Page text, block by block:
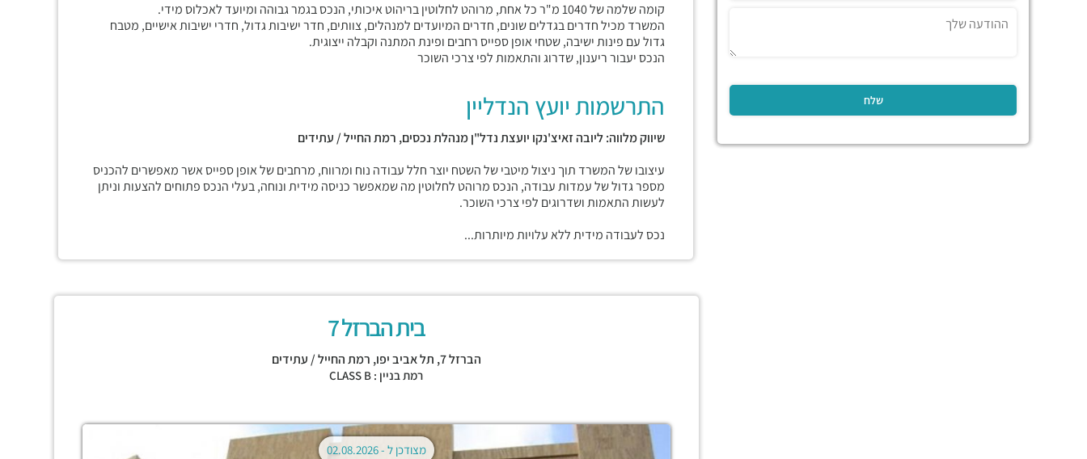
קומה שלמה של 1040 מ"ר כל אחת, מרוהט לחלוטין בריהוט איכותי, הנכס בגמר גבוהה ומיועד לאכלוס מידי.
המשרד מכיל חדרים בגדלים שונים, חדרים המיועדים למנהלים, צוותים, חדר ישיבות גדול, חדרי ישיבות אישיים, מטבח
גדול עם פינות ישיבה, שטחי אופן ספייס רחבים ופינת המתנה וקבלה ייצוגית.
הנכס יעבור ריענון, שדרוג והתאמות לפי צרכי השוכר
התרשמות יועץ הנדליין
שיווק מלווה: ליובה זאיצ'נקו יועצת נדל"ן מנהלת נכסים, רמת החייל / עתידים
עיצובו של המשרד תוך ניצול מיטבי של השטח יוצר חלל עבודה נוח ומרווח, מרחבים של אופן ספייס אשר מאפשרים להכניס
מספר גדול של עמדות עבודה, הנכס מרוהט לחלוטין מה שמאפשר כניסה מידית ונוחה, בעלי הנכס פתוחים להצעות וניתן
לעשות התאמות ושדרוגים לפי צרכי השוכר.
נכס לעבודה מידית ללא עלויות מיותרות...
בית הברזל 7
הברזל 7, תל אביב יפו, רמת החייל / עתידים
רמת בניין : CLASS B
מצודכן ל -02.08.2026